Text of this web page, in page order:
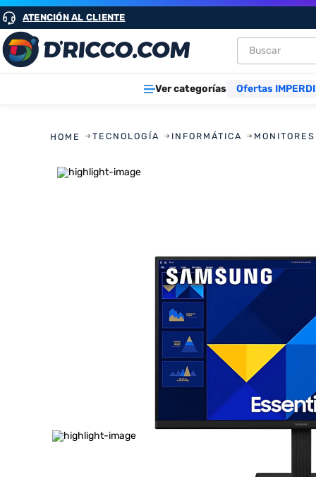
ATENCIÓN AL CLIENTE
Buscar
Ver categorías Ofertas
TECNOLOGÍA INFORMÁTICA MONITORES
TÉRMINOS
1. heladeras
8 heladera
9.
placard